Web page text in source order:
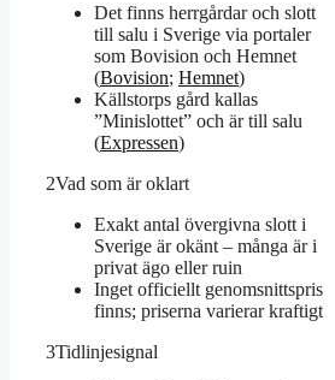
Det finns herrgårdar och slott
till salu i Sverige via portaler
som Bovision och Hemnet
(Bovision; Hemnet)
Källstorps gård kallas
”Minislottet” och är till salu
(Expressen)
2Vad som är oklart
Exakt antal övergivna slott i
Sverige är okänt – många är i
privat ägo eller ruin
Inget officiellt genomsnittspris
finns; priserna varierar kraftigt
3Tidlinjesignal